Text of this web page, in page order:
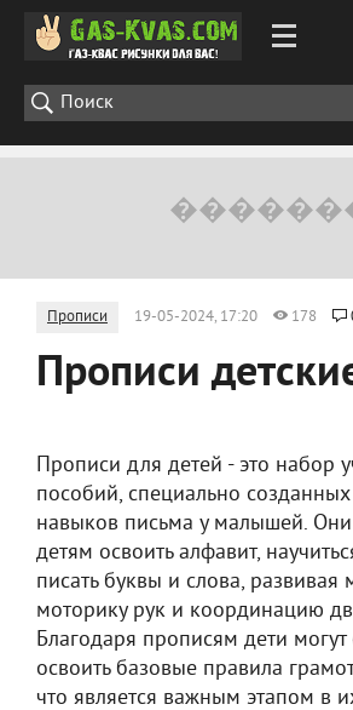
Прописи 19-05-2024, 17:20 178
Прописи
Прописи для детей - это набор
пособий, специально
навыков письма у малышей.
детям освоить алфавит,
писать буквы и слова, развивая
моторику рук и координацию
Благодаря прописям дети могут
освоить базовые правила
что является важным этапом в